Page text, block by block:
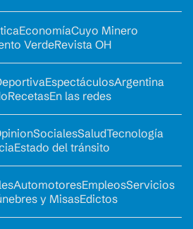
EconomíaCuyo Minero
VerdeRevista OH
EspectáculosArgentina
RecetasEn las redes
SocialesSaludTecnología
Estado del tránsito
AutomotoresEmpleosServicios
y MisasEdictos